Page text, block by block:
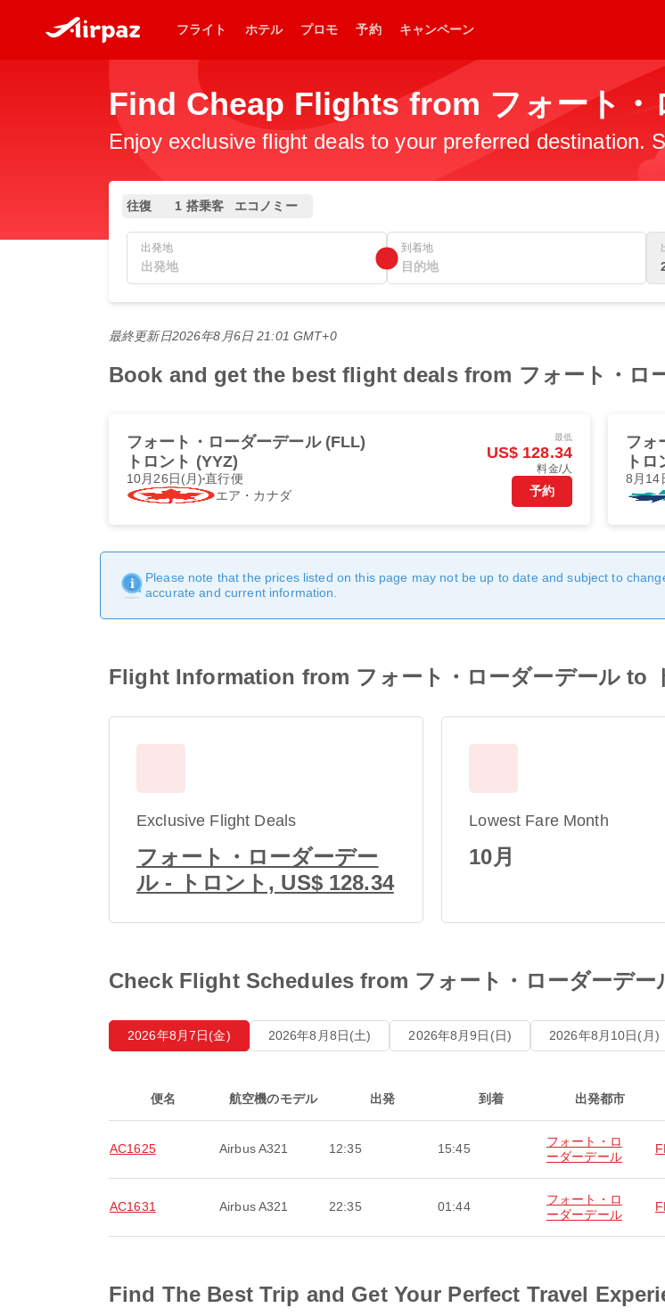
フライト ホテル プロモ 予約 キャンペーン
Find Cheap Flights from フォート・
Enjoy exclusive flight deals to your preferred destination.
往復 1 搭乗客 エコノミー
出発地 到着地
最終更新日2026年8月6日 21:01 GMT+0
Book and get the best flight deals from フォート・ロ
フォート・ローダーデール (FLL)
トロント (YYZ)
10月26日(月)直行便
エア・カナダ
最低
US$ 128.34
料金/人
予約
フォ
ト
8月14
Please note that the prices listed on this page may not be up to date and subject to
accurate and current information.
Flight Information from フォート・ローダーデール to
Exclusive Flight Deals
フォート・ローダーデー
ル - トロント, US$ 128.34
Lowest Fare Month
10月
Check Flight Schedules from フォート・ローダーデー
2026年8月7日(金) 2026年8月8日(土) 2026年8月9日(日) 2026年8月10日(月)
便名 航空機のモデル 出発 到着 出発都市
AC1625 Airbus A321 12:35 15:45
フォート・ロ
ーダーデール
AC1631 Airbus A321 22:35 01:44
フォート・ロ
ーダーデール
Find The Best Trip and Get Your Perfect Travel